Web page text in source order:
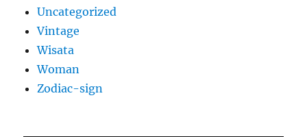
Uncategorized
Vintage
Wisata
Woman
Zodiac-sign